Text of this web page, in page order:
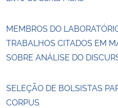
MEMBROS DO
TRABALHOS CITADOS EM
SOBRE ANÁLISE DO
SELEÇÃO DE BOLSISTAS
CORPUS